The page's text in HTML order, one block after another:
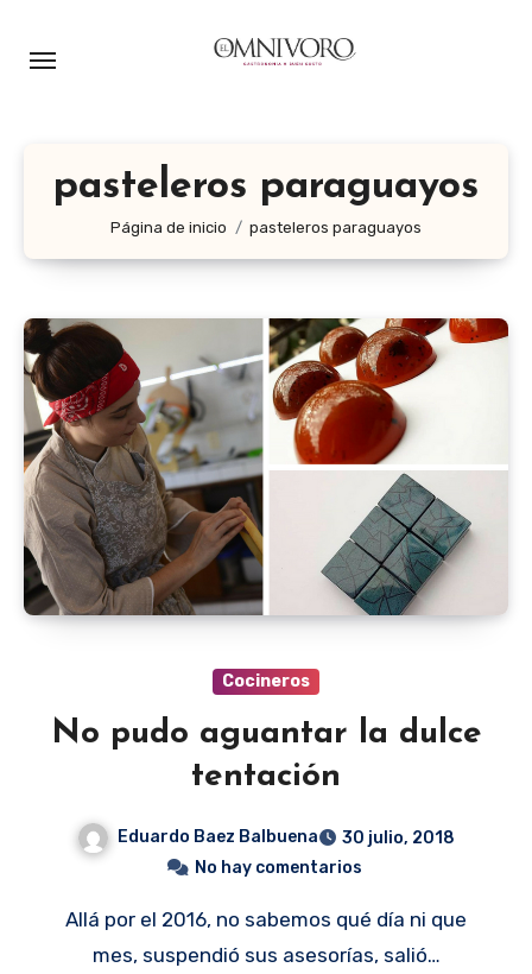
pasteleros paraguayos
Página de inicio pasteleros paraguayos
Cocineros
No pudo aguantar la dulce
tentación
Eduardo Baez Balbuena
30 julio, 2018
No hay comentarios
Allá por el 2016, no sabemos qué día ni que
mes, suspendió sus asesorías, salió…